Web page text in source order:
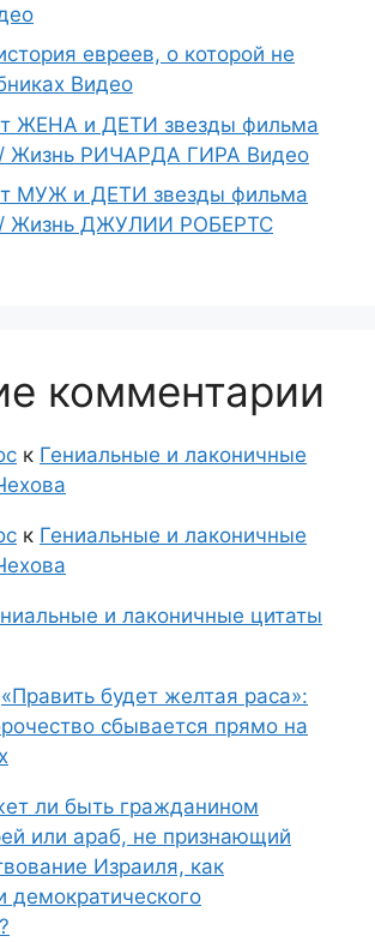
евреев, о которой не
Видео
ЖЕНА и ДЕТИ звезды фильма
Жизнь РИЧАРДА ГИРА Видео
МУЖ и ДЕТИ звезды фильма
Жизнь ДЖУЛИИ РОБЕРТС
комментарии
к Гениальные и лаконичные
к Гениальные и лаконичные
и лаконичные цитаты
«Править будет желтая раса»:
сбывается прямо на
ли быть гражданином
или араб, не признающий
Израиля, как
демократического